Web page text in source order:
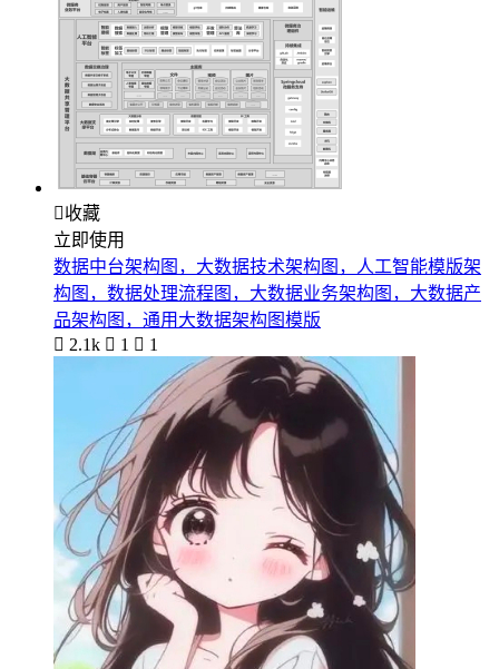
收藏
立即使用
数据中台架构图，大数据技术架构图，人工智能模版架
构图，数据处理流程图，大数据业务架构图，大数据产
品架构图，通用大数据架构图模版
 2.1k  1  1